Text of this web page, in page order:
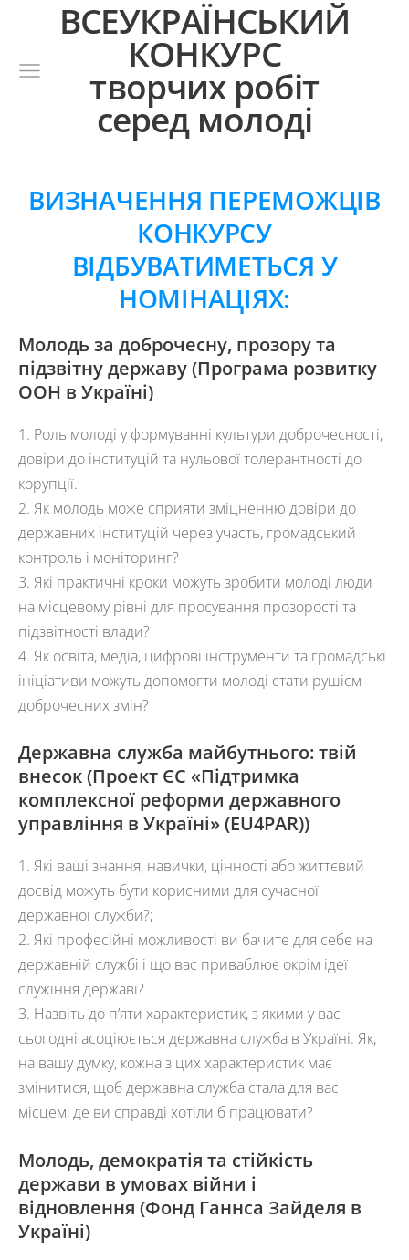
ВСЕУКРАЇНСЬКИЙ
КОНКУРС
творчих робіт
серед молоді
ВИЗНАЧЕННЯ ПЕРЕМОЖЦІВ
КОНКУРСУ
ВІДБУВАТИМЕТЬСЯ У
НОМІНАЦІЯХ:
Молодь за доброчесну, прозору та
підзвітну державу(Програма розвитку
ООН в Україні)
1. Роль молоді у формуванні культури доброчесності,
довіри до інституцій та нульової толерантності до
корупції.
2. Як молодь може сприяти зміцненню довіри до
державних інституцій через участь, громадський
контроль і моніторинг?
3. Які практичні кроки можуть зробити молоді люди
на місцевому рівні для просування прозорості та
підзвітності влади?
4. Як освіта, медіа, цифрові інструменти та громадські
ініціативи можуть допомогти молоді стати рушієм
доброчесних змін?
Державна служба майбутнього: твій
внесок(Проект ЄС «Підтримка
комплексної реформи державного
управління в Україні» (EU4PAR))
1. Які ваші знання, навички, цінності або життєвий
досвід можуть бути корисними для сучасної
державної служби?;
2. Які професійні можливості ви бачите для себе на
державній службі і що вас приваблює окрім ідеї
служіння державі?
3. Назвіть до п’яти характеристик, з якими у вас
сьогодні асоціюється державна служба в Україні. Як,
на вашу думку, кожна з цих характеристик має
змінитися, щоб державна служба стала для вас
місцем, де ви справді хотіли б працювати?
Молодь, демократія та стійкість
держави в умовах війни і
відновлення (Фонд Ганнса Зайделя в
Україні)